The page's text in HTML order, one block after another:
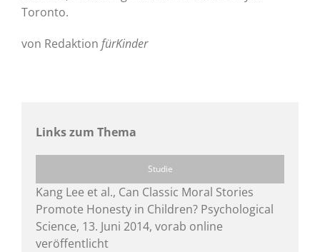
Toronto.
von Redaktion fürKinder
Links zum Thema
Studie
Kang Lee et al., Can Classic Moral Stories
Promote Honesty in Children? Psychological
Science, 13. Juni 2014, vorab online
veröffentlicht